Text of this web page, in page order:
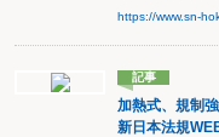
https://www.sn-
記事
加熱式、規制
新日本法規